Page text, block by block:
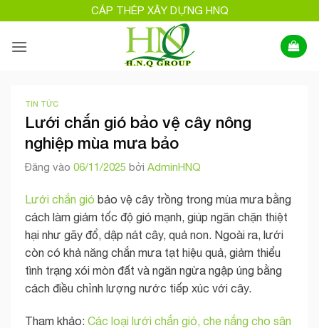
qua
nội
CÁP THÉP XÂY DỰNG HNQ
TIN TỨC
Lưới chắn gió bảo vệ cây nông
nghiệp mùa mưa bảo
Đăng vào 06/11/2025 bởi AdminHNQ
Lưới chắn gió bảo vệ cây trồng trong mùa mưa bằng
cách làm giảm tốc độ gió mạnh, giúp ngăn chặn thiệt
hại như gãy đổ, dập nát cây, quả non. Ngoài ra, lưới
còn có khả năng chắn mưa tạt hiệu quả, giảm thiểu
tình trạng xói mòn đất và ngăn ngừa ngập úng bằng
cách điều chỉnh lượng nước tiếp xúc với cây.
Tham khảo: Các loại lưới chắn gió, che nắng cho sân